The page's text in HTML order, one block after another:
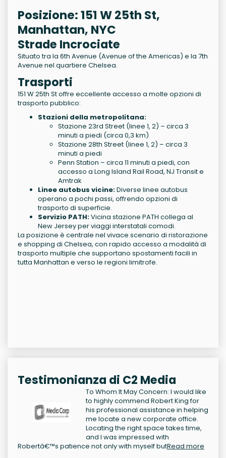
Posizione: 151 W 25th St,
Manhattan, NYC
Strade Incrociate
Situato tra la 6th Avenue (Avenue of the Americas) e la 7th
Avenue nel quartiere Chelsea.
Trasporti
151 W 25th St offre eccellente accesso a molte opzioni di
trasporto pubblico:
Stazioni della metropolitana:
Stazione 23rd Street (linee 1, 2) – circa 3
minuti a piedi (circa 0,3 km)
Stazione 28th Street (linee 1, 2) – circa 3
minuti a piedi
Penn Station – circa 11 minuti a piedi, con
accesso a Long Island Rail Road, NJ Transit e
Amtrak
Linee autobus vicine:Diverse linee autobus
operano a pochi passi, offrendo opzioni di
trasporto di superficie.
Servizio PATH:Vicina stazione PATH collega al
New Jersey per viaggi interstatali comodi.
La posizione è centrale nel vivace scenario di ristorazione
e shopping di Chelsea, con rapido accesso a modalità di
trasporto multiple che supportano spostamenti facili in
tutta Manhattan e verso le regioni limitrofe.
Testimonianza di C2 Media
To Whom It May Concern: I would like
to highly commend Robert King for
his professional assistance in helping
me locate a new corporate office.
Locating the right space takes time,
and I was impressed with
Robertâ€™s patience not only with myself butRead more